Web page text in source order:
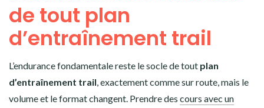
de tout plan
d’entraînement trail
L’endurance fondamentale reste le socle de tout plan
d’entraînement trail , exactement comme sur route, mais le
volume et le format changent. Prendre des cours avec un